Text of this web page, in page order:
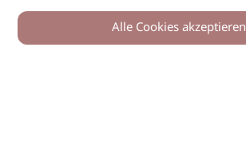
Alle Cookies akzeptieren